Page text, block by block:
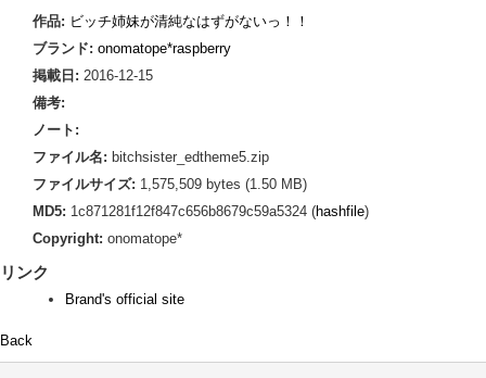
作品: ビッチ姉妹が清純なはずがないっ！！
ブランド: onomatope*raspberry
掲載日: 2016-12-15
備考:
ノート:
ファイル名: bitchsister_edtheme5.zip
ファイルサイズ: 1,575,509 bytes (1.50 MB)
MD5: 1c871281f12f847c656b8679c59a5324 (hashfile)
Copyright: onomatope*
リンク
Brand's official site
Back